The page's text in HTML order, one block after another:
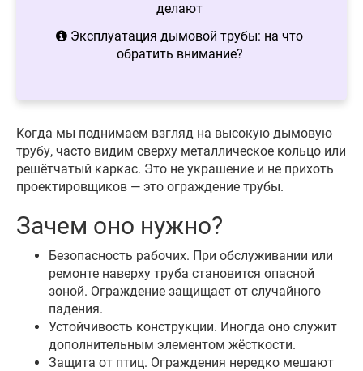
делают
Эксплуатация дымовой трубы: на что
обратить внимание?
Когда мы поднимаем взгляд на высокую дымовую
трубу, часто видим сверху металлическое кольцо или
решётчатый каркас. Это не украшение и не прихоть
проектировщиков — это ограждение трубы.
Зачем оно нужно?
Безопасность рабочих. При обслуживании или
ремонте наверху труба становится опасной
зоной. Ограждение защищает от случайного
падения.
Устойчивость конструкции. Иногда оно служит
дополнительным элементом жёсткости.
Защита от птиц. Ограждения нередко мешают